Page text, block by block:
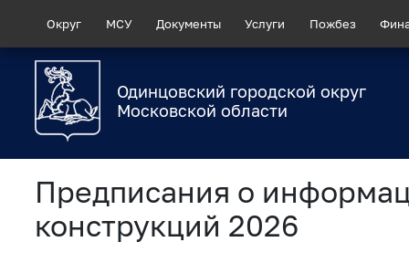
Округ МСУ Документы Услуги Пожбез
Одинцовский городской округ
Московской области
Предписания о
конструкций 2026